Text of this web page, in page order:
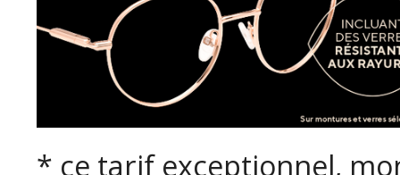
* ce tarif exceptionnel,